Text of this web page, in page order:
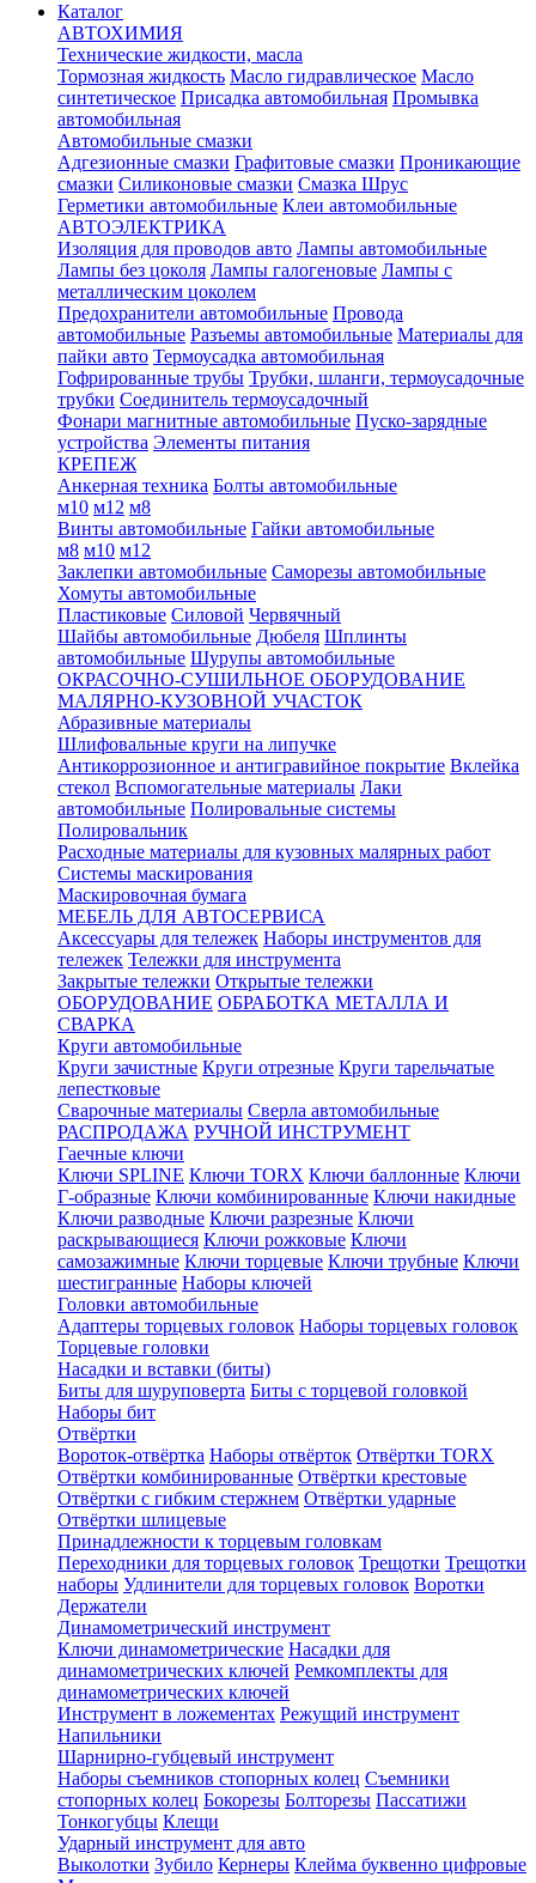
Каталог
АВТОХИМИЯ
Технические жидкости, масла
Тормозная жидкость Масло гидравлическое Масло
синтетическое Присадка автомобильная Промывка
автомобильная
Автомобильные смазки
Адгезионные смазки Графитовые смазки Проникающие
смазки Силиконовые смазки Смазка Шрус
Герметики автомобильные Клеи автомобильные
АВТОЭЛЕКТРИКА
Изоляция для проводов авто Лампы автомобильные
Лампы без цоколя Лампы галогеновые Лампы с
металлическим цоколем
Предохранители автомобильные Провода
автомобильные Разъемы автомобильные Материалы для
пайки авто Термоусадка автомобильная
Гофрированные трубы Трубки, шланги, термоусадочные
трубки Соединитель термоусадочный
Фонари магнитные автомобильные Пуско-зарядные
устройства Элементы питания
КРЕПЕЖ
Анкерная техника Болты автомобильные
м10 м12 м8
Винты автомобильные Гайки автомобильные
м8 м10 м12
Заклепки автомобильные Саморезы автомобильные
Хомуты автомобильные
Пластиковые Силовой Червячный
Шайбы автомобильные Дюбеля Шплинты
автомобильные Шурупы автомобильные
ОКРАСОЧНО-СУШИЛЬНОЕ ОБОРУДОВАНИЕ
МАЛЯРНО-КУЗОВНОЙ УЧАСТОК
Абразивные материалы
Шлифовальные круги на липучке
Антикоррозионное и антигравийное покрытие Вклейка
стекол Вспомогательные материалы Лаки
автомобильные Полировальные системы
Полировальник
Расходные материалы для кузовных малярных работ
Системы маскирования
Маскировочная бумага
МЕБЕЛЬ ДЛЯ АВТОСЕРВИСА
Аксессуары для тележек Наборы инструментов для
тележек Тележки для инструмента
Закрытые тележки Открытые тележки
ОБОРУДОВАНИЕ ОБРАБОТКА МЕТАЛЛА И
СВАРКА
Круги автомобильные
Круги зачистные Круги отрезные Круги тарельчатые
лепестковые
Сварочные материалы Сверла автомобильные
РАСПРОДАЖА РУЧНОЙ ИНСТРУМЕНТ
Гаечные ключи
Ключи SPLINE Ключи TORX Ключи баллонные Ключи
Г-образные Ключи комбинированные Ключи накидные
Ключи разводные Ключи разрезные Ключи
раскрывающиеся Ключи рожковые Ключи
самозажимные Ключи торцевые Ключи трубные Ключи
шестигранные Наборы ключей
Головки автомобильные
Адаптеры торцевых головок Наборы торцевых головок
Торцевые головки
Насадки и вставки (биты)
Биты для шуруповерта Биты с торцевой головкой
Наборы бит
Отвёртки
Вороток-отвёртка Наборы отвёрток Отвёртки TORX
Отвёртки комбинированные Отвёртки крестовые
Отвёртки с гибким стержнем Отвёртки ударные
Отвёртки шлицевые
Принадлежности к торцевым головкам
Переходники для торцевых головок Трещотки Трещотки
наборы Удлинители для торцевых головок Воротки
Держатели
Динамометрический инструмент
Ключи динамометрические Насадки для
динамометрических ключей Ремкомплекты для
динамометрических ключей
Инструмент в ложементах Режущий инструмент
Напильники
Шарнирно-губцевый инструмент
Наборы съемников стопорных колец Съемники
стопорных колец Бокорезы Болторезы Пассатижи
Тонкогубцы Клещи
Ударный инструмент для авто
Выколотки Зубило Кернеры Клейма буквенно цифровые